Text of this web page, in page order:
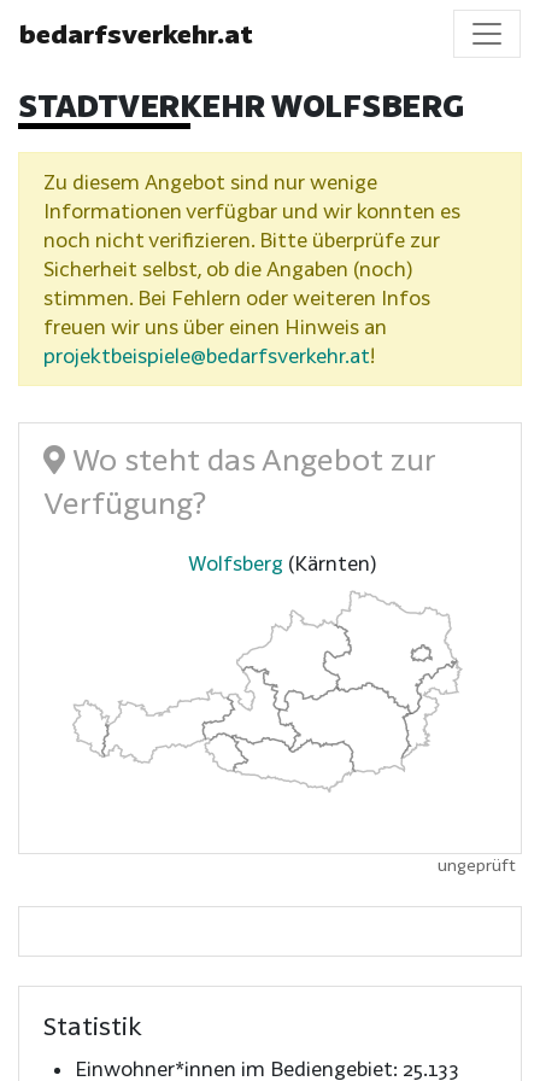
bedarfsverkehr.at
STADTVERKEHR WOLFSBERG
Zu diesem Angebot sind nur wenige
Informationen verfügbar und wir konnten es
noch nicht verifizieren. Bitte überprüfe zur
Sicherheit selbst, ob die Angaben (noch)
stimmen. Bei Fehlern oder weiteren Infos
freuen wir uns über einen Hinweis an
projektbeispiele@bedarfsverkehr.at!
Wo steht das Angebot zur
Verfügung?
Wolfsberg (Kärnten)
ungeprüft
Statistik
Einwohner*innen im Bediengebiet: 25.133